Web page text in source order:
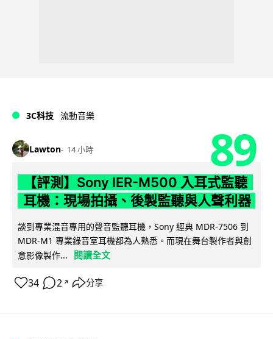
3C科技 流動音樂
Lawton 14 小時 89
【評測】Sony IER-M500 入耳式監聽
耳機：現場拍攝、後製監聽與人聲利器
談到專業混音專用的聲音監聽耳機，Sony 經典 MDR-7506 到
MDR-M1 專業錄音室耳機都為人熟悉。而現在舞台製作者與創
意影像製作...
閱讀全文
34 2 ↗ 分享